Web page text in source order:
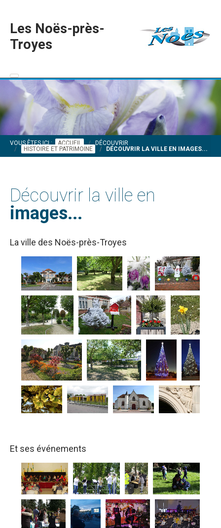
Les Noës-près-
Troyes
VOUS ÊTES ICI : ACCUEIL
DÉCOUVRIR
HISTOIRE ET PATRIMOINE
DÉCOUVRIR LA VILLE EN IMAGES...
Découvrir la ville en
images...
La ville des Noës-près-Troyes
Et ses événements